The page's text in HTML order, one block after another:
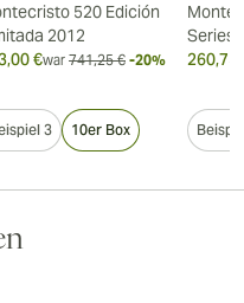
520 Edición
2012
€war 741,25 € -20%
3 10er Box
Series
260,75